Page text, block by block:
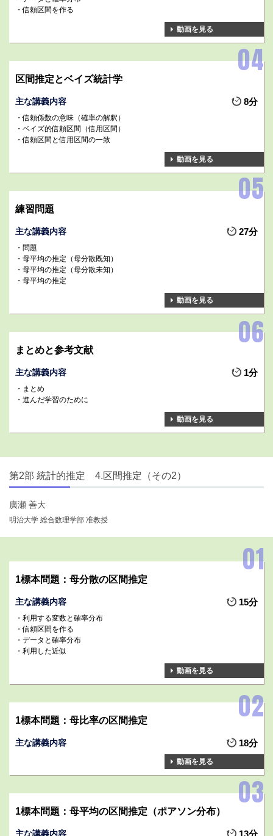
信頼区間を作る
動画を見る
区間推定とベイズ統計学
主な講義内容 8分
信頼係数の意味（確率の解釈）
ベイズ的信頼区間（信用区間）
信頼区間と信用区間の一致
動画を見る
練習問題
主な講義内容 27分
問題
母平均の推定（母分散既知）
母平均の推定（母分散未知）
母平均の推定
動画を見る
まとめと参考文献
主な講義内容 1分
まとめ
進んだ学習のために
動画を見る
第2部 統計的推定 4.区間推定（その2）
廣瀬 善大
明治大学 総合数理学部 准教授
1標本問題：母分散の区間推定
主な講義内容 15分
利用する変数と確率分布
信頼区間を作る
データと確率分布
利用した近似
動画を見る
1標本問題：母比率の区間推定
主な講義内容 18分
動画を見る
1標本問題：母平均の区間推定（ポアソン分布）
主な講義内容 13分